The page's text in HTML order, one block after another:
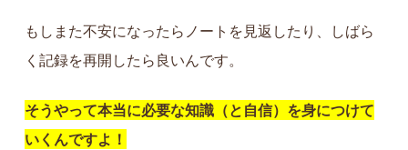
もしまた不安になったらノートを見返したり、しばら
く記録を再開したら良いんです。
そうやって本当に必要な知識（と自信）を身につけて
いくんですよ！